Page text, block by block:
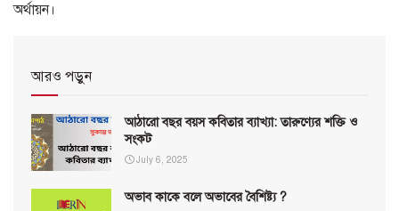
অর্থায়ন।
আরও পড়ুন
আঠারো বছর বয়স কবিতার ব্যাখ্যা: তারুণ্যের শক্তি ও
সংকট
July 6, 2025
অভাব কাকে বলে অভাবের বৈশিষ্ট্য ?